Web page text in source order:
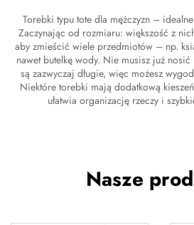
Torebki typu tote dla mężczyzn –
Zaczynając od rozmiaru: większość z
aby zmieścić wiele przedmiotów – np.
nawet butelkę wody. Nie musisz już
są zazwyczaj długie, więc możesz
Niektóre torebki mają dodatkową
ułatwia organizację rzeczy i
Nasze